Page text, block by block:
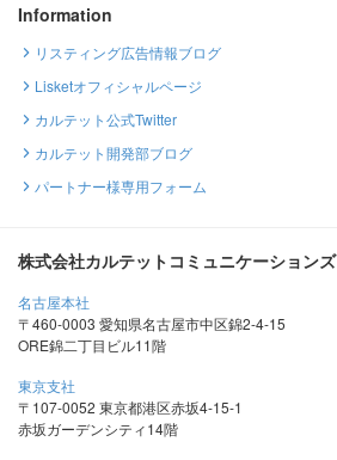
Information
リスティング広告情報ブログ
Lisketオフィシャルページ
カルテット公式Twitter
カルテット開発部ブログ
パートナー様専用フォーム
株式会社カルテットコミュニケーションズ
名古屋本社
〒460-0003 愛知県名古屋市中区錦2-4-15
ORE錦二丁目ビル11階
東京支社
〒107-0052 東京都港区赤坂4-15-1
赤坂ガーデンシティ14階